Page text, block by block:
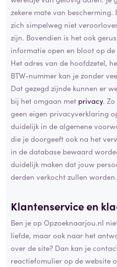
zekere mate van bescherming.
zich simpelweg niet
zijn. Bovendien is het ook
informatie open en bloot op
Het adres van de hoofdzetel,
BTW-nummer kan je zonder
Dat gezegd zijnde kunnen er
bij het omgaan met privacy.
geen eigen privacyverklaring
duidelijk in de algemene
die je doorgeeft ook na het
in de database bewaard
duidelijk maken dat jouw
derden verkocht zullen worden.
Klantenservice en
Ben je op Opzoeknaarjou.nl
liefde, maar ook naar het
over de site? Dan kan je
reactiefomulier op de website